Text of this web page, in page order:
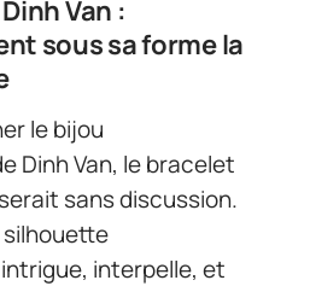
Van :
sous sa forme la
le bijou
Dinh Van, le bracelet
sans discussion.
interpelle, et